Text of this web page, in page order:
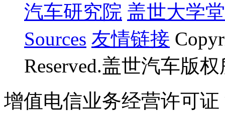
汽车研究院 盖世大学堂
Sources 友情链接
Reserved.盖世汽车版
增值电信业务经营许可证